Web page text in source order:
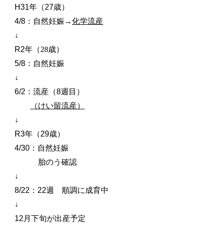
H31年 （27歳）
4/8 ：自然妊娠→化学流産
↓
R2年（28歳）
5/8 ：自然妊娠
↓
6/2 ：流産（8週目）
（けい留流産）
↓
R3年（29歳）
4/30 ：自然妊娠
胎のう確認
↓
8/22 ： 22週 順調に成育中
↓
12月下旬が出産予定